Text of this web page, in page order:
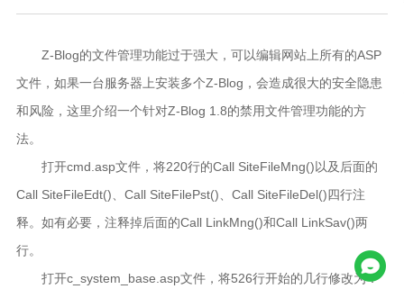
Z-Blog的文件管理功能过于强大，可以编辑网站上所有的ASP
文件，如果一台服务器上安装多个Z-Blog，会造成很大的安全隐患
和风险，这里介绍一个针对Z-Blog 1.8的禁用文件管理功能的方
法。
打开cmd.asp文件，将220行的Call SiteFileMng()以及后面的
Call SiteFileEdt()、Call SiteFilePst()、Call SiteFileDel()四行注
释。如有必要，注释掉后面的Call LinkMng()和Call LinkSav()两
行。
打开c_system_base.asp文件，将526行开始的几行修改为：